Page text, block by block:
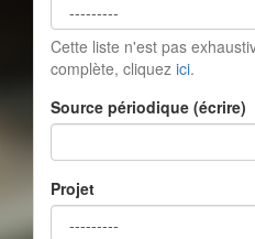
Cette liste n'est pas
complète, cliquez ici.
Source périodique (écrire)
Projet